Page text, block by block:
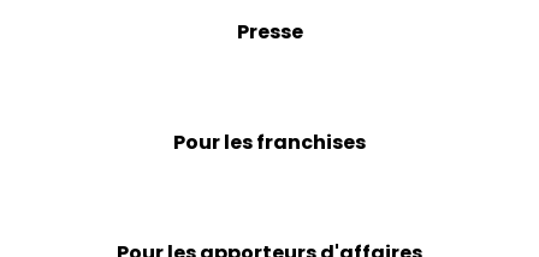
Presse
Pour les franchises